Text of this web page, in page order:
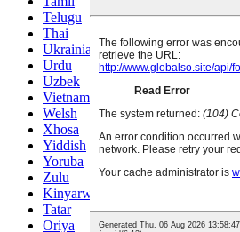
Telugu
Thai
Ukrainian
Urdu
Uzbek
Vietnamese
Welsh
Xhosa
Yiddish
Yoruba
Zulu
Kinyarwanda
Tatar
Oriya